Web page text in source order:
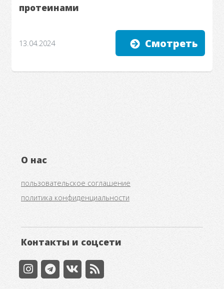
протеинами
13.04.2024 Смотреть
О нас
пользовательское соглашение
политика конфиденциальности
Контакты и соцсети